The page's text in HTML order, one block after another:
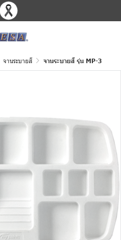
จานระบายสี จานระบายสี รุ่น MP-3